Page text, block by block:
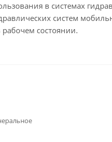
в системах
систем
состоянии.